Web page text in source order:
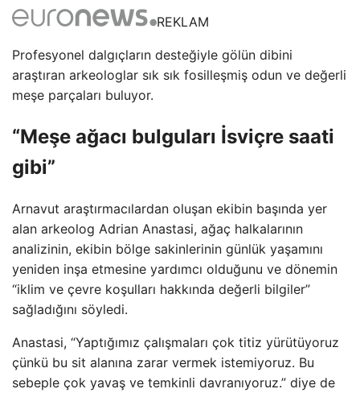
REKLAM
Profesyonel dalgıçların desteğiyle gölün dibini
araştıran arkeologlar sık sık fosilleşmiş odun ve değerli
meşe parçaları buluyor.
“Meşe ağacı bulguları İsviçre saati
gibi”
Arnavut araştırmacılardan oluşan ekibin başında yer
alan arkeolog Adrian Anastasi, ağaç halkalarının
analizinin, ekibin bölge sakinlerinin günlük yaşamını
yeniden inşa etmesine yardımcı olduğunu ve dönemin
“iklim ve çevre koşulları hakkında değerli bilgiler”
sağladığını söyledi.
Anastasi, “Yaptığımız çalışmaları çok titiz yürütüyoruz
çünkü bu sit alanına zarar vermek istemiyoruz. Bu
sebeple çok yavaş ve temkinli davranıyoruz.” diye de